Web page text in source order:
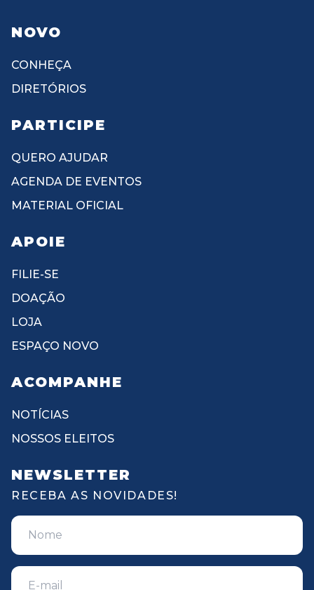
NOVO
CONHEÇA
DIRETÓRIOS
PARTICIPE
QUERO AJUDAR
AGENDA DE EVENTOS
MATERIAL OFICIAL
APOIE
FILIE-SE
DOAÇÃO
LOJA
ESPAÇO NOVO
ACOMPANHE
NOTÍCIAS
NOSSOS ELEITOS
NEWSLETTER
RECEBA AS NOVIDADES!